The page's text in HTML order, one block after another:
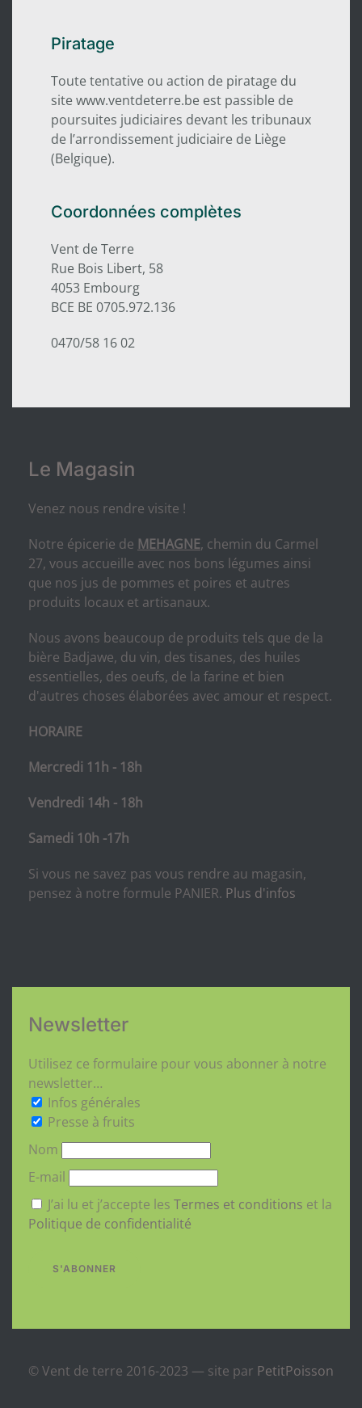
Piratage
Toute tentative ou action de piratage du
site www.ventdeterre.be est passible de
poursuites judiciaires devant les tribunaux
de l’arrondissement judiciaire de Liège
(Belgique).
Coordonnées complètes
Vent de Terre
Rue Bois Libert, 58
4053 Embourg
BCE BE 0705.972.136
0470/58 16 02
Le Magasin
Venez nous rendre visite !
Notre épicerie de MEHAGNE, chemin du Carmel
27, vous accueille avec nos bons légumes ainsi
que nos jus de pommes et poires et autres
produits locaux et artisanaux.
Nous avons beaucoup de produits tels que de la
bière Badjawe, du vin, des tisanes, des huiles
essentielles, des oeufs, de la farine et bien
d'autres choses élaborées avec amour et respect.
HORAIRE
Mercredi 11h - 18h
Vendredi 14h - 18h
Samedi 10h -17h
Si vous ne savez pas vous rendre au magasin,
pensez à notre formule PANIER. Plus d'infos
Newsletter
Utilisez ce formulaire pour vous abonner à notre
newsletter…
Infos générales
Presse à fruits
Nom
E-mail
J’ai lu et j’accepte les Termes et conditions et la
Politique de confidentialité
S'ABONNER
© Vent de terre 2016-2023 — site par PetitPoisson